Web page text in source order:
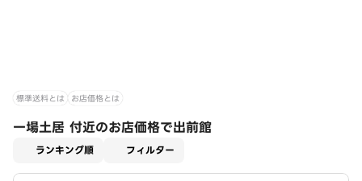
標準送料とは お店価格とは
一場土居 付近のお店価格で出前館
ランキング順 フィルター